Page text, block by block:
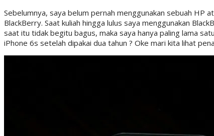
Sebelumnya, saya belum pernah menggunakan sebuah HP
BlackBerry. Saat kuliah hingga lulus saya menggunakan
saat itu tidak begitu bagus, maka saya hanya paling lama
iPhone 6s setelah dipakai dua tahun ? Oke mari kita lihat